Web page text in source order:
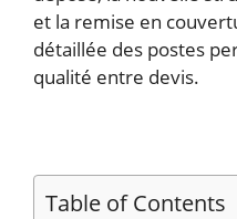
et la remise en
détaillée des postes
qualité entre devis.
Table of Contents